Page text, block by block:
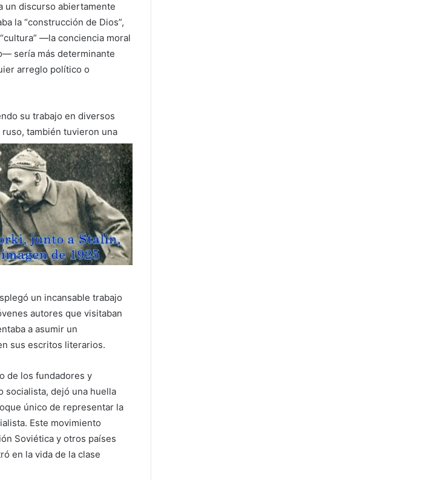
un discurso abiertamente
la “construcción de Dios”,
—la conciencia moral
sería más determinante
arreglo político o
su trabajo en diversos
también tuvieron una
un incansable trabajo
autores que visitaban
a asumir un
sus escritos literarios.
de los fundadores y
socialista, dejó una huella
único de representar la
Este movimiento
Soviética y otros países
en la vida de la clase